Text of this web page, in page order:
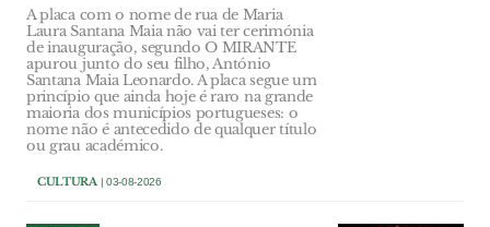
A placa com o nome de rua de Maria
Laura Santana Maia não vai ter cerimónia
de inauguração, segundo O MIRANTE
apurou junto do seu filho, António
Santana Maia Leonardo. A placa segue um
princípio que ainda hoje é raro na grande
maioria dos municípios portugueses: o
nome não é antecedido de qualquer título
ou grau académico.
CULTURA| 03-08-2026